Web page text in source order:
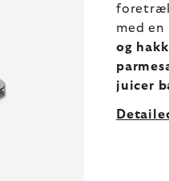
med en
og
juicer